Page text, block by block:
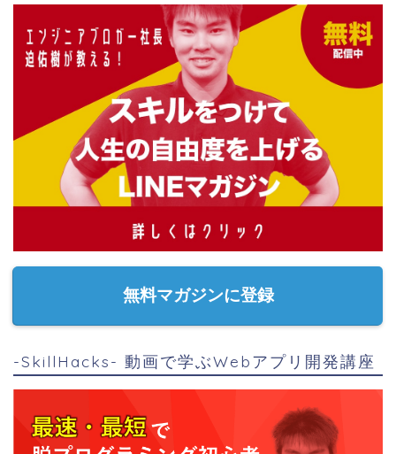
無料マガジンに登録
-SkillHacks- 動画で学ぶWebアプリ開発講座